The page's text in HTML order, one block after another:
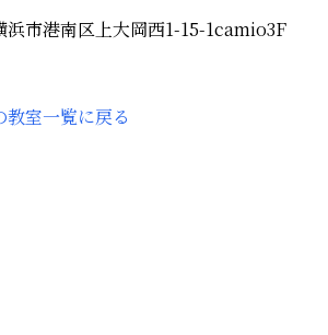
浜市港南区上大岡西1-15-1camio3F
教室一覧に戻る